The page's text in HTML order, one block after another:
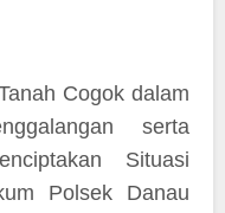
Cogok dalam
serta
Situasi
Polsek Danau